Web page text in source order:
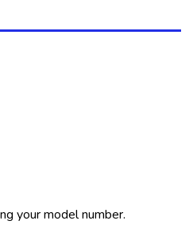
your model number.